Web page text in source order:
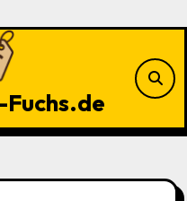
Fuchs.de